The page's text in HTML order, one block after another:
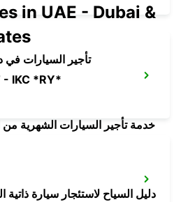
- IKC *RY*
in UAE - Dubai &
تأجير السيارات
خدمة تأجير السيارات الشهرية من
دليل السياح لاستئجار سيارة ذاتية